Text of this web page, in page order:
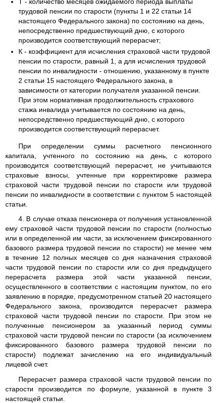
Т - количество месяцев ожидаемого периода выплаты
трудовой пенсии по старости (пункты 1 и 22 статьи 14
настоящего Федерального закона) по состоянию на день,
непосредственно предшествующий дню, с которого
производится соответствующий перерасчет;
К - коэффициент для исчисления страховой части трудовой
пенсии по старости, равный 1, а для исчисления трудовой
пенсии по инвалидности - отношению, указанному в пункте
2 статьи 15 настоящего Федерального закона, в
зависимости от категории получателя указанной пенсии.
При этом нормативная продолжительность страхового
стажа инвалида учитывается по состоянию на день,
непосредственно предшествующий дню, с которого
производится соответствующий перерасчет.
При определении суммы расчетного пенсионного
капитала, учтенного по состоянию на день, с которого
производится соответствующий перерасчет, не учитываются
страховые взносы, учтенные при корректировке размера
страховой части трудовой пенсии по старости или трудовой
пенсии по инвалидности в соответствии с пунктом 5 настоящей
статьи.
4. В случае отказа пенсионера от получения установленной
ему страховой части трудовой пенсии по старости (полностью
или в определенной им части, за исключением фиксированного
базового размера трудовой пенсии по старости) не менее чем
в течение 12 полных месяцев со дня назначения страховой
части трудовой пенсии по старости или со дня предыдущего
перерасчета размера этой части указанной пенсии,
осуществленного в соответствии с настоящим пунктом, по его
заявлению в порядке, предусмотренном статьей 20 настоящего
Федерального закона, производится перерасчет размера
страховой части трудовой пенсии по старости. При этом не
полученные пенсионером за указанный период суммы
страховой части трудовой пенсии по старости (за исключением
фиксированного базового размера трудовой пенсии по
старости) подлежат зачислению на его индивидуальный
лицевой счет.
Перерасчет размера страховой части трудовой пенсии по
старости производится по формуле, указанной в пункте 3
настоящей статьи.